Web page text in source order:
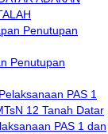
Penutupan
PAS 1 dan